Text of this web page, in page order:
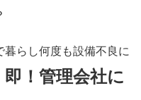
らし何度も設備不良に
即！管理会社に